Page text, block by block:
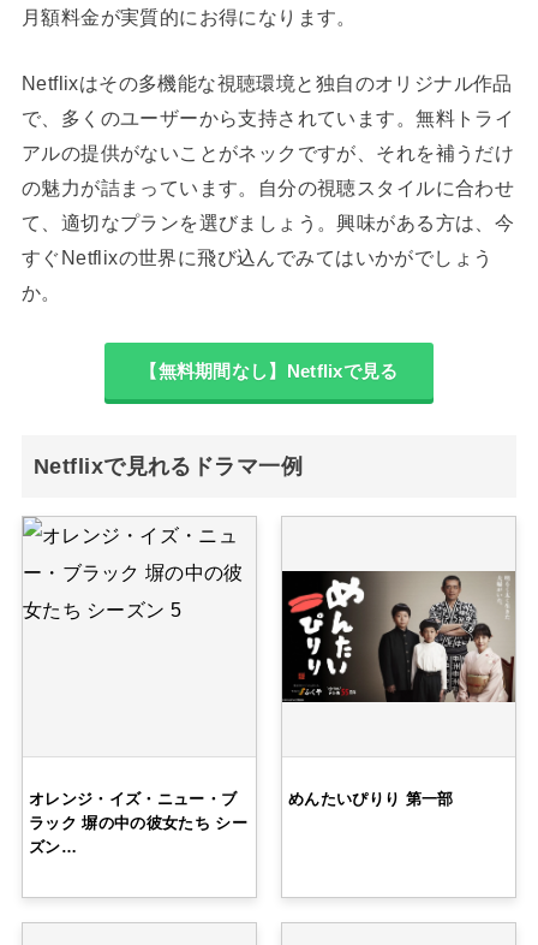
月額料金が実質的にお得になります。
Netflixはその多機能な視聴環境と独自のオリジナル作品
で、多くのユーザーから支持されています。無料トライ
アルの提供がないことがネックですが、それを補うだけ
の魅力が詰まっています。自分の視聴スタイルに合わせ
て、適切なプランを選びましょう。興味がある方は、今
すぐNetflixの世界に飛び込んでみてはいかがでしょう
か。
【無料期間なし】Netflixで見る
Netflixで見れるドラマ一例
オレンジ・イズ・ニュー・ブ
ラック 塀の中の彼女たち シー
ズン…
めんたいぴりり 第一部